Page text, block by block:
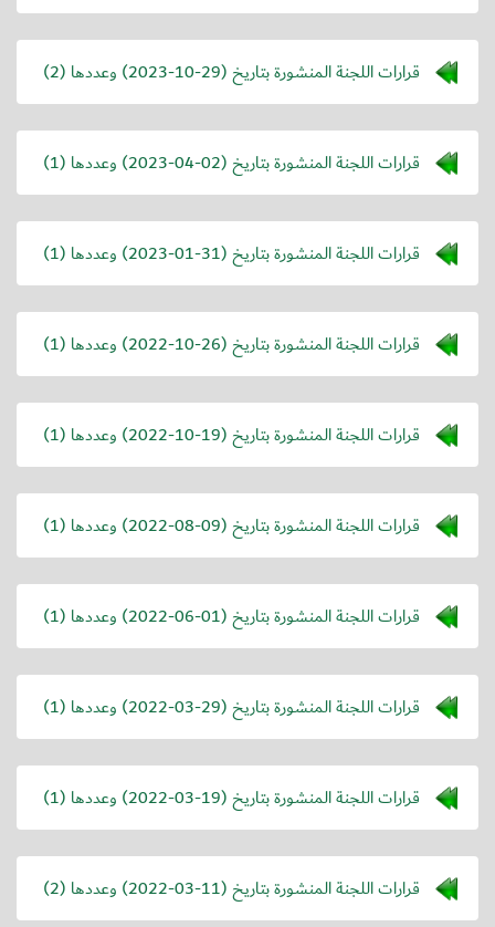
قرارات اللجنة المنشورة بتاريخ (2023-10-29) وعددها (2)
قرارات اللجنة المنشورة بتاريخ (2023-04-02) وعددها (1)
قرارات اللجنة المنشورة بتاريخ (2023-01-31) وعددها (1)
قرارات اللجنة المنشورة بتاريخ (2022-10-26) وعددها (1)
قرارات اللجنة المنشورة بتاريخ (2022-10-19) وعددها (1)
قرارات اللجنة المنشورة بتاريخ (2022-08-09) وعددها (1)
قرارات اللجنة المنشورة بتاريخ (2022-06-01) وعددها (1)
قرارات اللجنة المنشورة بتاريخ (2022-03-29) وعددها (1)
قرارات اللجنة المنشورة بتاريخ (2022-03-19) وعددها (1)
قرارات اللجنة المنشورة بتاريخ (2022-03-11) وعددها (2)